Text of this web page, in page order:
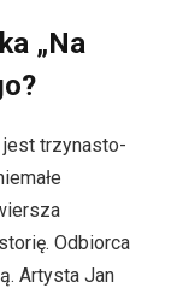
„Na
jest trzy­na­sto­
Odbiorca
Artysta Jan